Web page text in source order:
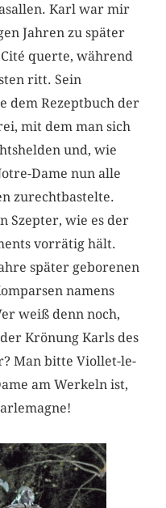
Karl war mir
Jahren zu später
querte, während
ritt. Sein
dem Rezeptbuch der
mit dem man sich
und, wie
Dame nun alle
zurechtbastelte.
Szepter, wie es der
vorrätig hält.
später geborenen
namens
weiß denn noch,
Krönung Karls des
Man bitte Viollet-le-
am Werkeln ist,